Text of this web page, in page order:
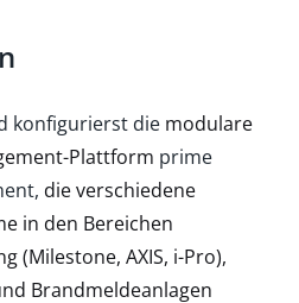
konfigurierst die modulare
Plattform prime
die verschiedene
in den Bereichen
(Milestone, AXIS, i-Pro),
Brandmeldeanlagen